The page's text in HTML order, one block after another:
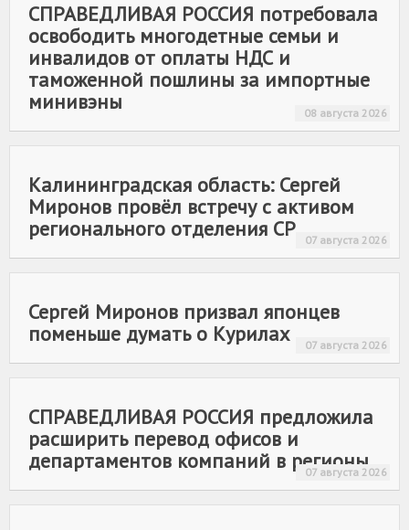
СПРАВЕДЛИВАЯ РОССИЯ потребовала
освободить многодетные семьи и
инвалидов от оплаты НДС и
таможенной пошлины за импортные
минивэны
08 августа 2026
Калининградская область: Сергей
Миронов провёл встречу с активом
регионального отделения СР
07 августа 2026
Сергей Миронов призвал японцев
поменьше думать о Курилах
07 августа 2026
СПРАВЕДЛИВАЯ РОССИЯ предложила
расширить перевод офисов и
департаментов компаний в регионы
07 августа 2026